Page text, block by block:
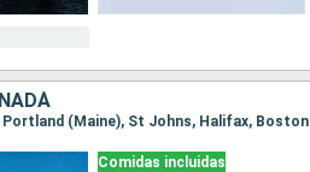
(Maine), St Johns, Halifax, Boston
Comidas incluidas